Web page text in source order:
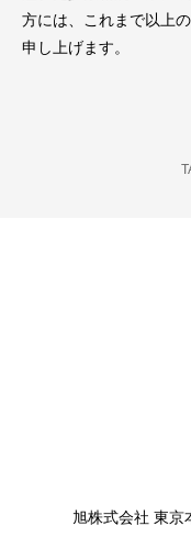
方には、これまで以上
申し上げます。
旭株式会社 東京